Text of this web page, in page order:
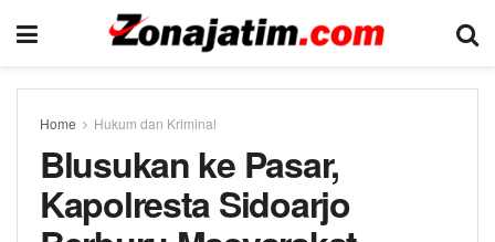
Home Hukum dan Kriminal
Blusukan ke Pasar,
Kapolresta Sidoarjo